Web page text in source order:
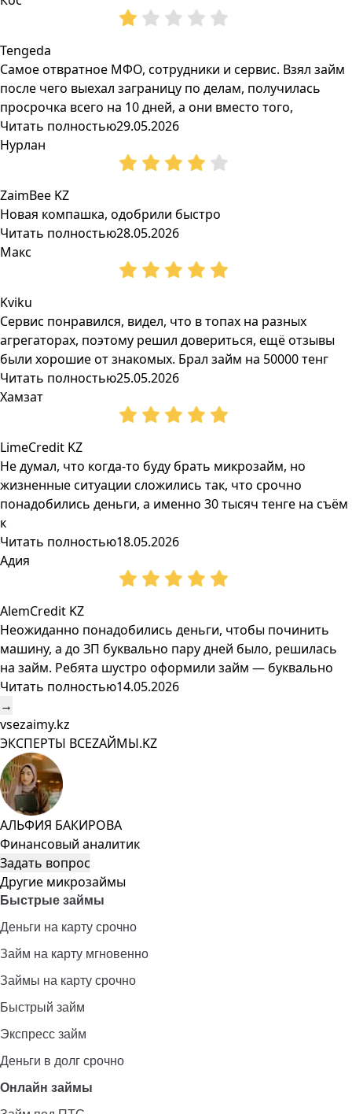
Tengeda
Самое отвратное МФО, сотрудники и сервис. Взял займ
после чего выехал заграницу по делам, получилась
просрочка всего на 10 дней, а они вместо того,
Читать полностью29.05.2026
Нурлан
ZaimBee KZ
Новая компашка, одобрили быстро
Читать полностью28.05.2026
Макс
Kviku
Сервис понравился, видел, что в топах на разных
агрегаторах, поэтому решил довериться, ещё отзывы
были хорошие от знакомых. Брал займ на 50000 тенг
Читать полностью25.05.2026
Хамзат
LimeCredit KZ
Не думал, что когда-то буду брать микрозайм, но
жизненные ситуации сложились так, что срочно
понадобились деньги, а именно 30 тысяч тенге на съём
к
Читать полностью18.05.2026
Адия
AlemCredit KZ
Неожиданно понадобились деньги, чтобы починить
машину, а до ЗП буквально пару дней было, решилась
на займ. Ребята шустро оформили займ — буквально
Читать полностью14.05.2026
→
vsezaimy.kz
ЭКСПЕРТЫ ВСЕZAЙМЫ.KZ
АЛЬФИЯ БАКИРОВА
Финансовый аналитик
Задать вопрос
Другие микрозаймы
Быстрые займы
Деньги на карту срочно
Займ на карту мгновенно
Займы на карту срочно
Быстрый займ
Экспресс займ
Деньги в долг срочно
Онлайн займы